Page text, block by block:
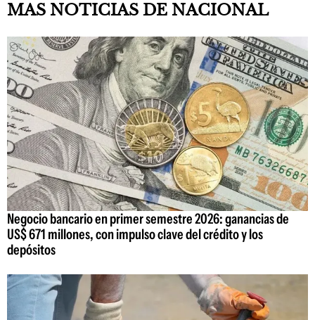
MAS NOTICIAS DE NACIONAL
Negocio bancario en primer semestre 2026: ganancias de
US$ 671 millones, con impulso clave del crédito y los
depósitos